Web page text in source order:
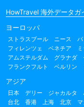
HowTravel 海外データガ
ヨーロッパ
ストラスブール ニース パ
フィレンツェ
ベネチア
アムステルダム
グラナダ
フランクフルト
ベルリン
アジア
日本 デリー ジャカルタ
台北
香港 上海 北京